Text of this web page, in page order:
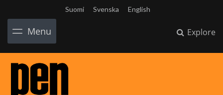
Suomi Svenska English
Menu Explore